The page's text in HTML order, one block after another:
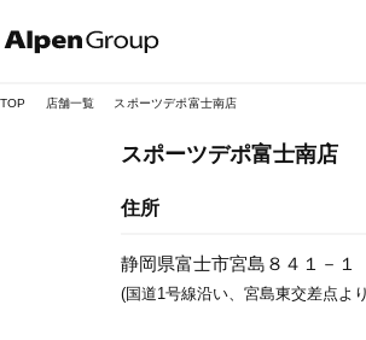
TOP 店舗一覧 スポーツデポ富士南店
スポーツデポ富士南店
住所
静岡県富士市宮島８４１－１
(国道1号線沿い、宮島東交差点よ